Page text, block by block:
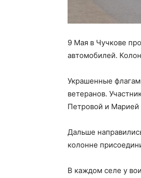
9 Мая в Чучкове
автомобилей.
Украшенные
ветеранов.
Петровой и
Дальше
колонне
В каждом селе у